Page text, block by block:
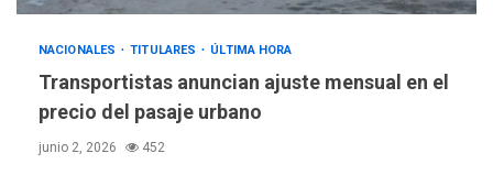
NACIONALES TITULARES ÚLTIMA HORA
Transportistas anuncian ajuste mensual en el
precio del pasaje urbano
junio 2, 2026 452